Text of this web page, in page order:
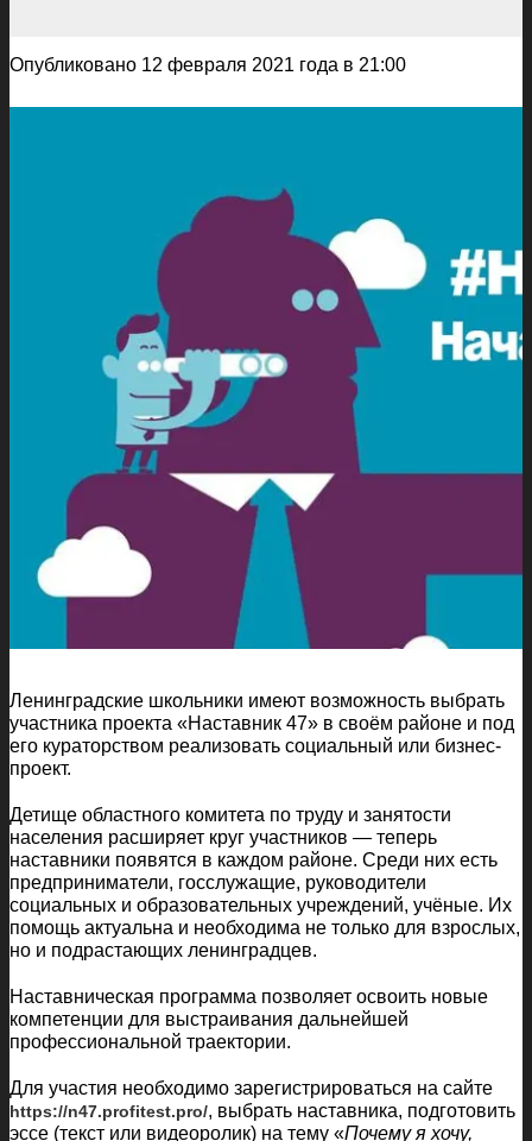
Опубликовано 12 февраля 2021 года в 21:00
Ленинградские школьники имеют возможность выбрать
участника проекта «Наставник 47» в своём районе и под
его кураторством реализовать социальный или бизнес-
проект.
Детище областного комитета по труду и занятости
населения расширяет круг участников — теперь
наставники появятся в каждом районе. Среди них есть
предприниматели, госслужащие, руководители
социальных и образовательных учреждений, учёные. Их
помощь актуальна и необходима не только для взрослых,
но и подрастающих ленинградцев.
Наставническая программа позволяет освоить новые
компетенции для выстраивания дальнейшей
профессиональной траектории.
Для участия необходимо зарегистрироваться на сайте
https://n47.profitest.pro/, выбрать наставника, подготовить
эссе (текст или видеоролик) на тему «Почему я хочу,